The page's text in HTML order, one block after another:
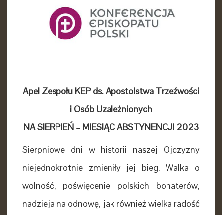
Apel Zespołu KEP ds. Apostolstwa Trzeźwości
i Osób Uzależnionych
NA SIERPIEŃ – MIESIĄC ABSTYNENCJI 2023
Sierpniowe dni w historii naszej Ojczyzny
niejednokrotnie zmieniły jej bieg. Walka o
wolność, poświęcenie polskich bohaterów,
nadzieja na odnowę, jak również wielka radość